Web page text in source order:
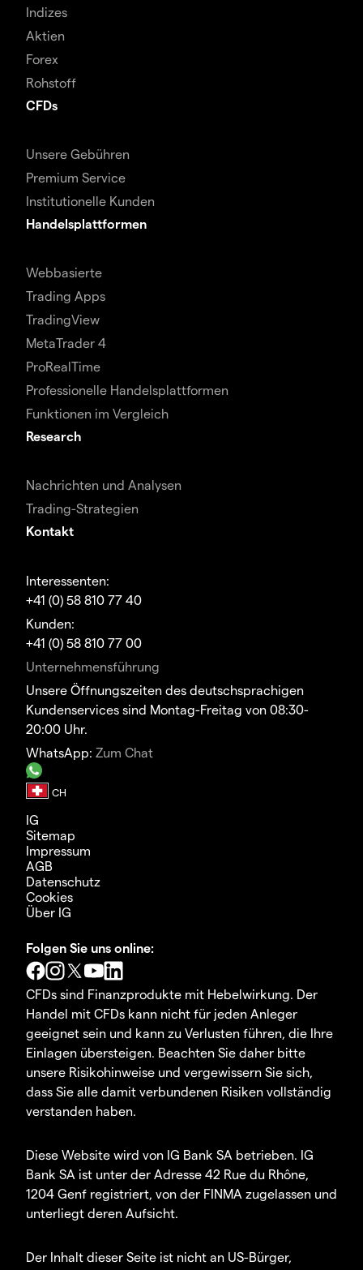
Indizes
Aktien
Forex
Rohstoff
CFDs
Unsere Gebühren
Premium Service
Institutionelle Kunden
Handelsplattformen
Webbasierte
Trading Apps
TradingView
MetaTrader 4
ProRealTime
Professionelle Handelsplattformen
Funktionen im Vergleich
Research
Nachrichten und Analysen
Trading-Strategien
Kontakt
Interessenten:
+41 (0) 58 810 77 40
Kunden:
+41 (0) 58 810 77 00
Unternehmensführung
Unsere Öffnungszeiten des deutschsprachigen
Kundenservices sind Montag-Freitag von 08:30-
20:00 Uhr.
WhatsApp: Zum Chat
IG
Sitemap
Impressum
AGB
Datenschutz
Cookies
Über IG
Folgen Sie uns online:
CFDs sind Finanzprodukte mit Hebelwirkung. Der
Handel mit CFDs kann nicht für jeden Anleger
geeignet sein und kann zu Verlusten führen, die Ihre
Einlagen übersteigen. Beachten Sie daher bitte
unsere Risikohinweise und vergewissern Sie sich,
dass Sie alle damit verbundenen Risiken vollständig
verstanden haben.
Diese Website wird von IG Bank SA betrieben. IG
Bank SA ist unter der Adresse 42 Rue du Rhône,
1204 Genf registriert, von der FINMA zugelassen und
unterliegt deren Aufsicht.
Der Inhalt dieser Seite ist nicht an US-Bürger,